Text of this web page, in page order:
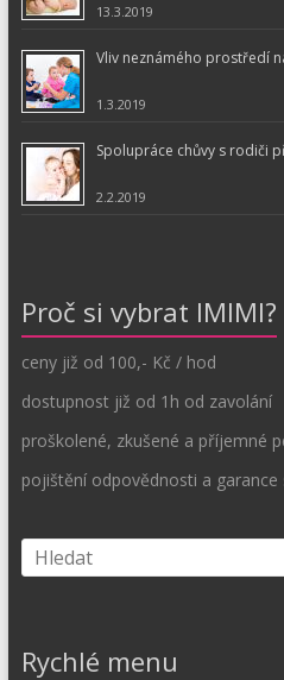
13.3.2019
Vliv neznámého prostředí
1.3.2019
Spolupráce chůvy s rodiči
2.2.2019
Proč si vybrat IMIMI?
ceny již od 100,- Kč / hod
dostupnost již od 1h od zavolání
proškolené, zkušené a příjemné
pojištění odpovědnosti a
Rychlé menu